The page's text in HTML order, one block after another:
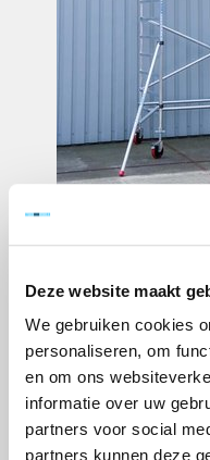
Deze website maakt
We gebruiken cookies
personaliseren, om
en om ons
informatie over uw
partners voor social
partners kunnen deze